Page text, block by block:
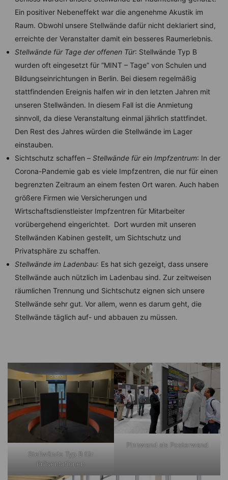
Ein positiver Nebeneffekt war die angenehme Akustik im
Raum. Obwohl unsere Stellwände dafür nicht deklariert sind,
erreichte der Veranstalter damit ein besseres Raumerlebnis.
Stellwände für Tage der offenen Tür: Stellwände Typ B
wurden oft eingesetzt für “MINT – Tage” von Schulen und
Bildungseinrichtungen in Berlin. Bei diesem regelmäßig
stattfindenden Ereignis halfen wir in den letzten Jahren mit
unseren Stellwänden. In diesem Fall ist die Anmietung
sinnvoll, da diese Veranstaltung einmal jährlich stattfindet.
Den Rest des Jahres würden die Stellwände im Lager
einstauben.
Sichtschutz schaffen – Stellwände für ein Impfzentrum: In der
Corona-Pandemie gab es viele Impfzentren, die nur für einen
begrenzten Zeitraum an einem festen Ort waren. Auch haben
größere Firmen wie Versicherungen und
Wirtschaftsdienstleister Impfzentren für Mitarbeiter
vorübergehend eingerichtet. Dort wurden mit unseren
Stellwänden Kabinen gestellt, um Sichtschutz und
Privatsphäre zu schaffen.
Stellwände im Ladenbau: Es hat sich gezeigt, dass unsere
Stellwände auch nützlich im Ladenbau sind. Zur zeitweisen
räumlichen Trennung und Sichtschutz eignen sich unsere
Stellwände sehr gut. Vor allem, wenn es darum geht, die
Stellwände täglich auf- und abbauen zu müssen.
Stellwände Typ B für
Präsentationen
Pinnwand als Posterwand